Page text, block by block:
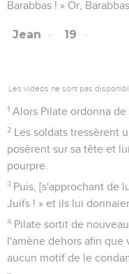
Barabbas ! » Or,
Jean 19
Les vidéos ne sont pas
1 Alors Pilate ordonna
2 Les soldats tressèrent
posèrent sur sa tête et
pourpre.
3 Puis, [s'approchant de
Juifs ! » et ils lui
4 Pilate sortit de
l'amène dehors afin que
aucun motif de le